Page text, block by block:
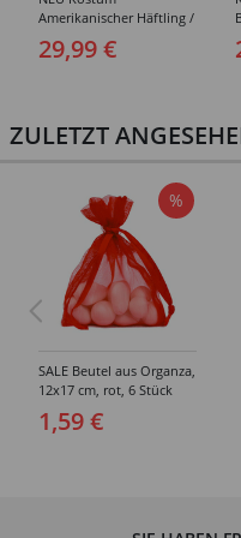
Amerikanischer Häftling /
- verschiedene Größen
29,99 €
ZULETZT
%
SALE Beutel aus Organza,
12x17 cm, rot, 6 Stück
1,59 €